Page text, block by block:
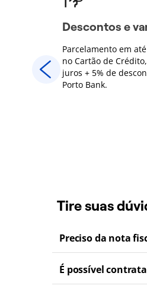
Descontos e
Parcelamento em
no Cartão de
juros + 5% de
Porto Bank.
Tire suas
Preciso da nota
É possível